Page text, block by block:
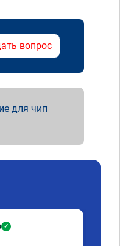
вопрос
для чип
✓